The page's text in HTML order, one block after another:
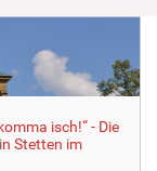
isch!“ - Die
Stetten im